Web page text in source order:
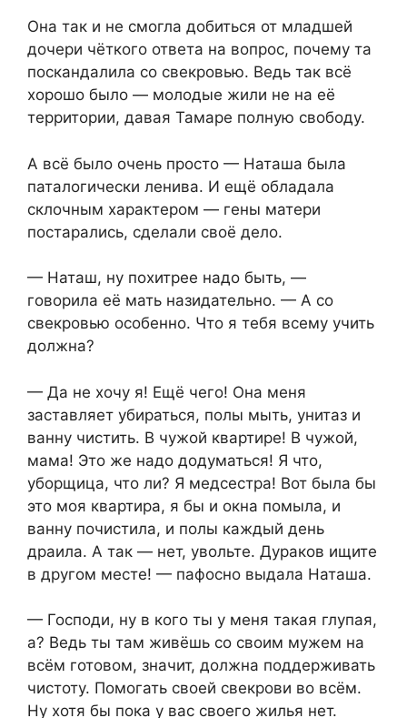
Она так и не смогла добиться от младшей
дочери чёткого ответа на вопрос, почему та
поскандалила со свекровью. Ведь так всё
хорошо было — молодые жили не на её
территории, давая Тамаре полную свободу.
А всё было очень просто — Наташа была
паталогически ленива. И ещё обладала
склочным характером — гены матери
постарались, сделали своё дело.
— Наташ, ну похитрее надо быть, —
говорила её мать назидательно. — А со
свекровью особенно. Что я тебя всему учить
должна?
— Да не хочу я! Ещё чего! Она меня
заставляет убираться, полы мыть, унитаз и
ванну чистить. В чужой квартире! В чужой,
мама! Это же надо додуматься! Я что,
уборщица, что ли? Я медсестра! Вот была бы
это моя квартира, я бы и окна помыла, и
ванну почистила, и полы каждый день
драила. А так — нет, увольте. Дураков ищите
в другом месте! — пафосно выдала Наташа.
— Господи, ну в кого ты у меня такая глупая,
а? Ведь ты там живёшь со своим мужем на
всём готовом, значит, должна поддерживать
чистоту. Помогать своей свекрови во всём.
Ну хотя бы пока у вас своего жилья нет.